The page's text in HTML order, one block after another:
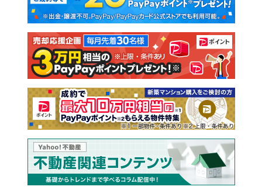
新築一戸建て 中古一戸建て
注文住宅 土地
売却査定